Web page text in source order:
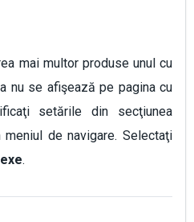
mai multor produse unul cu
nu se afişează pe pagina cu
setările din secţiunea
meniul de navigare. Selectaţi
.